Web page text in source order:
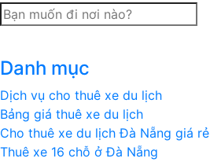
Hai
không
tĩnh
ở
Sa
Pa
Danh mục
Dịch vụ cho thuê xe du lịch
Bảng giá thuê xe du lịch
Cho thuê xe du lịch Đà Nẵng giá rẻ
Thuê xe 16 chỗ ở Đà Nẵng